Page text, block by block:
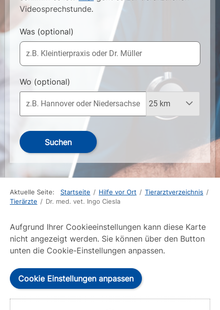
Videosprechstunde.
Was (optional)
Wo (optional)
Suchen
Aktuelle Seite: Startseite / Hilfe vor Ort / Tierarztverzeichnis /
Tierärzte / Dr. med. vet. Ingo Ciesla
Aufgrund Ihrer Cookieeinstellungen kann diese Karte
nicht angezeigt werden. Sie können über den Button
unten die Cookie-Einstellungen anpassen.
Cookie Einstellungen anpassen